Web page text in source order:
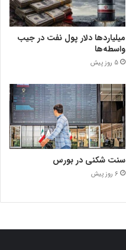
میلیاردها دلار پول نفت در جیب
واسطه‌ها
5 روز پیش
سنت شکنی در بورس
6 روز پیش